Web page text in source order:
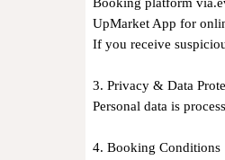
UpMarket App for
If you receive
3. Privacy & Data
Personal data is
4. Booking Conditions